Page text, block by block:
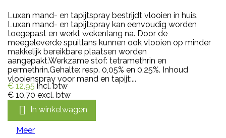
Luxan mand- en tapijtspray bestrijdt vlooien in huis.
Luxan mand- en tapijtspray kan eenvoudig worden
toegepast en werkt wekenlang na. Door de
meegeleverde spuitlans kunnen ook vlooien op minder
makkelijk bereikbare plaatsen worden
aangepakt.Werkzame stof: tetramethrin en
permethrin.Gehalte: resp. 0,05% en 0,25%. Inhoud
vlooienspray voor mand en tapijt:...
€ 12,95 incl. btw
€ 10,70 excl. btw
 In winkelwagen
Meer